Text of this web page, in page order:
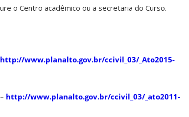
o Centro acadêmico ou a secretaria do Curso.
http://www.planalto.gov.br/ccivil_03/_Ato2015-
http://www.planalto.gov.br/ccivil_03/_ato2011-